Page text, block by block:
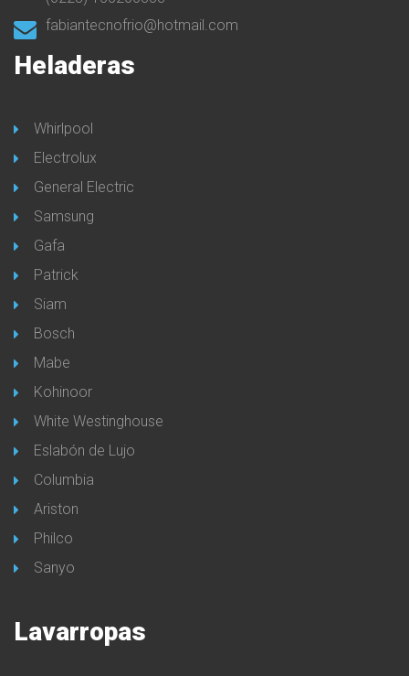
fabiantecnofrio@hotmail.com
Heladeras
Whirlpool
Electrolux
General Electric
Samsung
Gafa
Patrick
Siam
Bosch
Mabe
Kohinoor
White Westinghouse
Eslabón de Lujo
Columbia
Ariston
Philco
Sanyo
Lavarropas